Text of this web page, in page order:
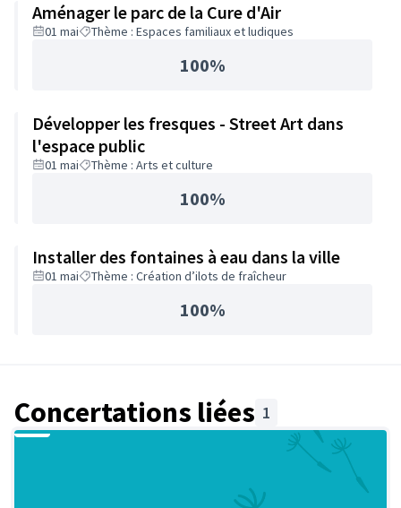
Aménager le parc de la Cure d'Air
01 mai Thème : Espaces familiaux et ludiques
100%
Développer les fresques - Street Art dans
l'espace public
01 mai Thème : Arts et culture
100%
Installer des fontaines à eau dans la ville
01 mai Thème : Création d’ilots de fraîcheur
100%
Concertations liées 1